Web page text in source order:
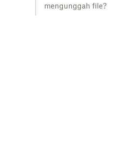
mengunggah file?